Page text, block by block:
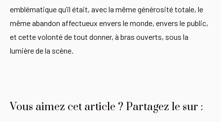
emblématique qu’il était, avec la même générosité totale, le
même abandon affectueux envers le monde, envers le public,
et cette volonté de tout donner, à bras ouverts, sous la
lumière de la scène.
Vous aimez cet article ? Partagez le sur :